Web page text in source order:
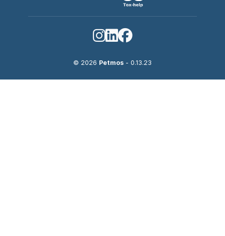
© 2026 Petmos - 0.13.23